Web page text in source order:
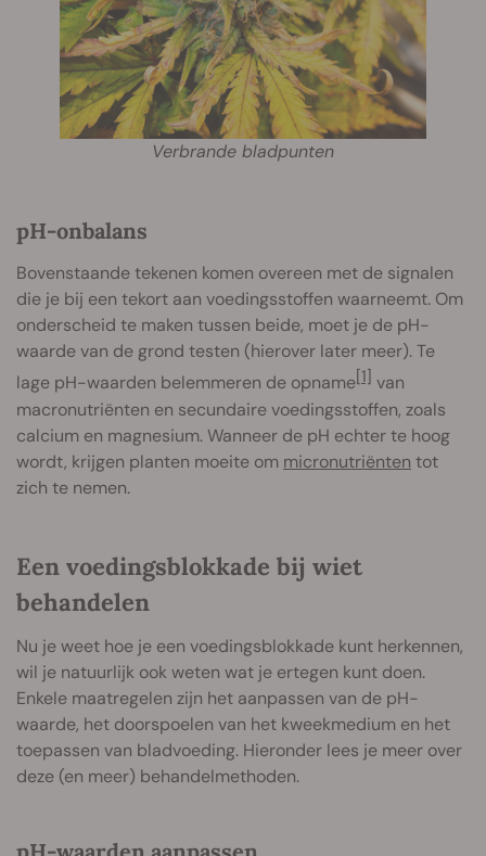
Verbrande bladpunten
pH-onbalans
Bovenstaande tekenen komen overeen met de signalen
die je bij een tekort aan voedingsstoffen waarneemt. Om
onderscheid te maken tussen beide, moet je de pH-
waarde van de grond testen (hierover later meer). Te
lage pH-waarden belemmeren de opname[1] van
macronutriënten en secundaire voedingsstoffen, zoals
calcium en magnesium. Wanneer de pH echter te hoog
wordt, krijgen planten moeite om micronutriënten tot
zich te nemen.
Een voedingsblokkade bij wiet
behandelen
Nu je weet hoe je een voedingsblokkade kunt herkennen,
wil je natuurlijk ook weten wat je ertegen kunt doen.
Enkele maatregelen zijn het aanpassen van de pH-
waarde, het doorspoelen van het kweekmedium en het
toepassen van bladvoeding. Hieronder lees je meer over
deze (en meer) behandelmethoden.